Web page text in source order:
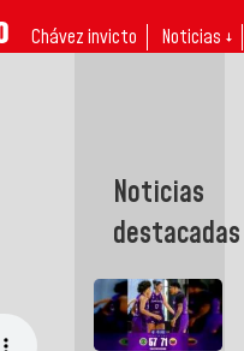
Chávez invicto Noticias ↓
Noticias
destacadas